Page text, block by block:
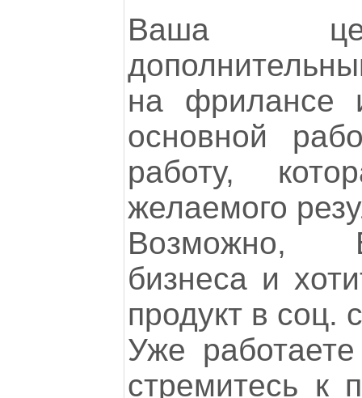
Ваша
на фрилансе
основной
работу,
желаемого
Возможно,
бизнеса и
продукт в соц.
Уже
стремитесь к